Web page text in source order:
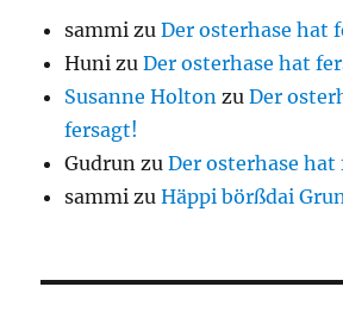
sammi zuDer osterhase hat
Huni zuDer osterhase hat
Susanne Holton zuDer
fersagt!
Gudrun zuDer osterhase hat
sammi zuHäppi börßdai